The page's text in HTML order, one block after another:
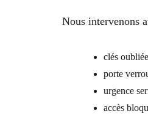
Nous intervenons
clés
porte
urgence
accès